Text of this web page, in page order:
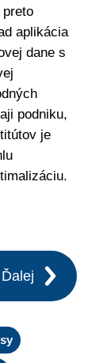
aplikácia
dane s
podniku,
je
Ďalej